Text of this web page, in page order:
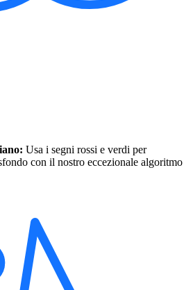
Usa i segni rossi e verdi per
con il nostro eccezionale algoritmo